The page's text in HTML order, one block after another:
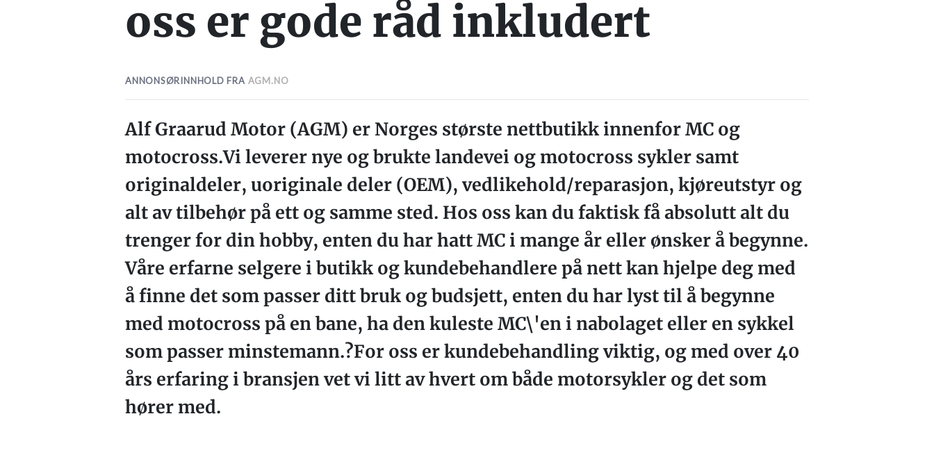
oss er gode råd inkludert
ANNONSØRINNHOLD FRA AGM.NO
Alf Graarud Motor (AGM) er Norges største nettbutikk innenfor MC og
motocross.Vi leverer nye og brukte landevei og motocross sykler samt
originaldeler, uoriginale deler (OEM), vedlikehold/reparasjon, kjøreutstyr og
alt av tilbehør på ett og samme sted. Hos oss kan du faktisk få absolutt alt du
trenger for din hobby, enten du har hatt MC i mange år eller ønsker å begynne.
Våre erfarne selgere i butikk og kundebehandlere på nett kan hjelpe deg med
å finne det som passer ditt bruk og budsjett, enten du har lyst til å begynne
med motocross på en bane, ha den kuleste MC\'en i nabolaget eller en sykkel
som passer minstemann.?For oss er kundebehandling viktig, og med over 40
års erfaring i bransjen vet vi litt av hvert om både motorsykler og det som
hører med.